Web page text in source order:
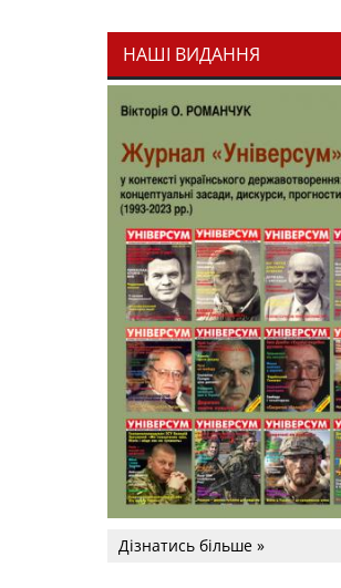
НАШІ ВИДАННЯ
Дізнатись більше »